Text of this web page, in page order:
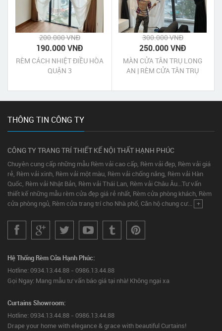
200.000 VNĐ
190.000 VNĐ
RÈM CÁCH NHIỆT ĐIỀU HÒA
QUẬN 3
300.000 VNĐ
250.000 VNĐ
MÀN CỬA TÂN TRỤ LONG
AN | RÈM CỬA TÂN TRỤ
THÔNG TIN CÔNG TY
CÔNG TY TRANG TRÍ THIẾT KẾ NỘI THẤT HẠNH PHÚC
Chuyên cung cấp những mẫu Rèm vải cao cấp, Rèm vải đẹp, Rèm vải giá
rẻ, Rèm vải xinh, Rèm vải một màu, Rèm vải chống nắng, Rèm vải Hàn
Quốc, Rèm vải Nhật Bản, Rèm vải Thái Lan, Rèm vải Châu Âu...Tư vấn
thiết kế những mẫu rèm cửa đẹp giá rẻ nhất, Rèm cửa phòng khách, Rèm
cửa phòng ngủ, Rèm cửa trang trí cho Nhà phố, Căn hộ chung cư... +
Hệ Thống Rèm Cửa Hạnh Phúc:
Hotline: 0934.13.44.88 - 0986.13.44.88
Gọi Ngay: Mang mẫu tư vấn báo giá tại nhà! Không ngại xa
Curtains Showroom:
Hotline: 0934.13.44.88 - 0986.13.44.88
Drape your home with elegance & grace with beautiful Curtains!